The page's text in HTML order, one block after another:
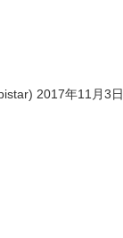
2017年11月3日